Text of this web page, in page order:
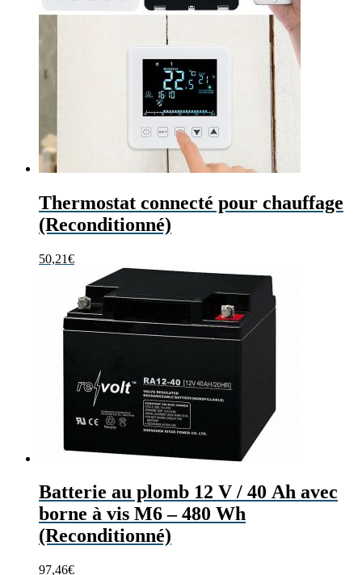
Thermostat connecté pour chauffage
(Reconditionné)
50,21€
Batterie au plomb 12 V / 40 Ah avec
borne à vis M6 – 480 Wh
(Reconditionné)
97,46€